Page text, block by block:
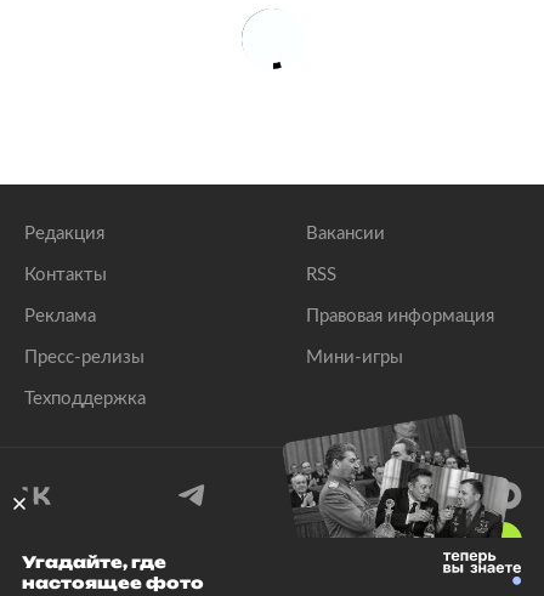
Редакция
Контакты
Реклама
Пресс-релизы
Техподдержка
Вакансии
RSS
Правовая информация
Мини-игры
© 1999–2026 Все права защищены.
Угадайте, где
настоящее фото